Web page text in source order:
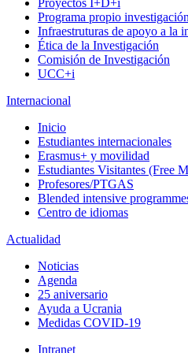
Proyectos I+D+i
Programa propio investigación
Infraestruturas de apoyo a la
Ética de la Investigación
Comisión de Investigación
UCC+i
Internacional
Inicio
Estudiantes internacionales
Erasmus+ y movilidad
Estudiantes Visitantes (Free
Profesores/PTGAS
Blended intensive
Centro de idiomas
Actualidad
Noticias
Agenda
25 aniversario
Ayuda a Ucrania
Medidas COVID-19
Intranet